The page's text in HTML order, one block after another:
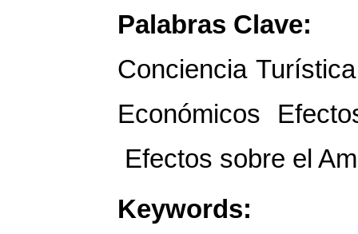
Palabras Clave:
Conciencia Turística
Económicos 
 Efectos sobre el
Keywords: